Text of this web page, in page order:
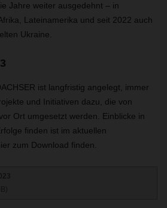
Jahre weiter ausgedehnt – in
Lateinamerika und seit 2022 auch
Ukraine.
ist langfristig angelegt, immer
und Initiativen dazu, die von
Ort umgesetzt werden. Einblicke in
finden ist im aktuellen
zum Download finden.